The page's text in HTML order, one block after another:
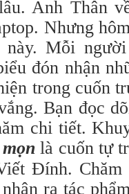
Anh Thân
Nhưng
Mỗi
đón nhận
trong cuốn
Bạn đọc
chi tiết.
là cuốn tự
Đính. Chăm
ra tác